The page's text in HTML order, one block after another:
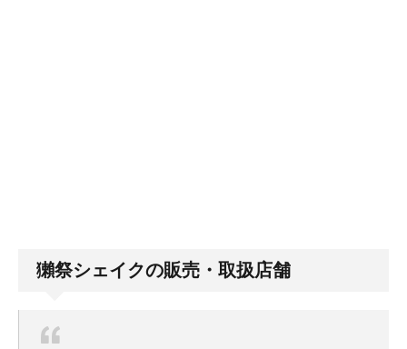
獺祭シェイクの販売・取扱店舗